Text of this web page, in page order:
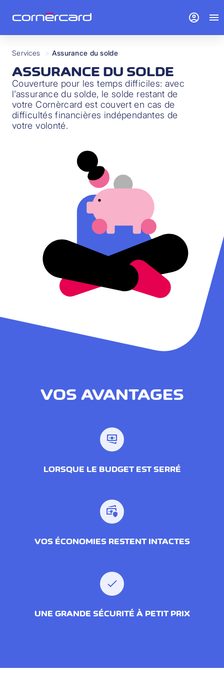
Services > Assurance du solde
ASSURANCE DU SOLDE
Couverture pour les temps difficiles: avec
l’assurance du solde, le solde restant de
votre Cornèrcard est couvert en cas de
difficultés financières indépendantes de
votre volonté.
VOS AVANTAGES
LORSQUE LE BUDGET EST SERRÉ
VOS ÉCONOMIES RESTENT INTACTES
UNE GRANDE SÉCURITÉ À PETIT PRIX
account_circle menu